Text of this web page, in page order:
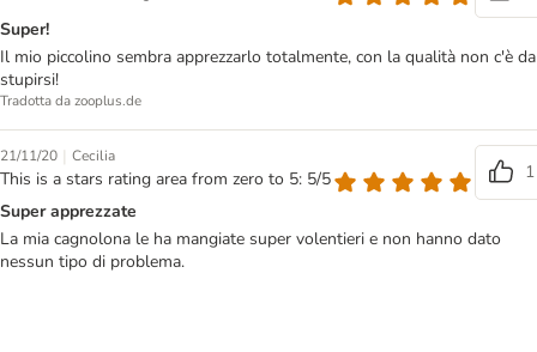
Super!
Il mio piccolino sembra apprezzarlo totalmente, con la qualità non c'è da
stupirsi!
Tradotta da zooplus.de
21/11/20 | Cecilia
This is a stars rating area from zero to 5: 5/5
1
Super apprezzate
La mia cagnolona le ha mangiate super volentieri e non hanno dato
nessun tipo di problema.